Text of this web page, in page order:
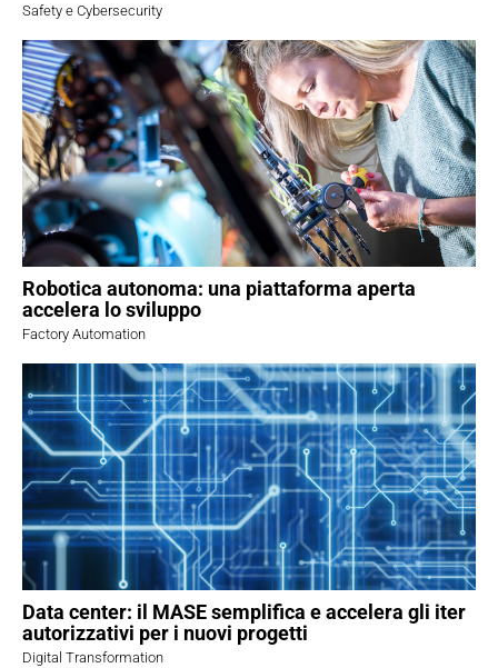
Safety e Cybersecurity
Robotica autonoma: una piattaforma aperta
accelera lo sviluppo
Factory Automation
Data center: il MASE semplifica e accelera gli iter
autorizzativi per i nuovi progetti
Digital Transformation